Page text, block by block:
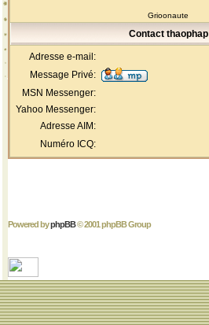
Grioonaute
Contact thaophap
Adresse e-mail:
Message Privé:
MSN Messenger:
Yahoo Messenger:
Adresse AIM:
Numéro ICQ:
Powered byphpBB© 2001 phpBB Group